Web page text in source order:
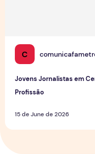
C
Jovens Jornalistas em
Profissão
15 de June de 2026